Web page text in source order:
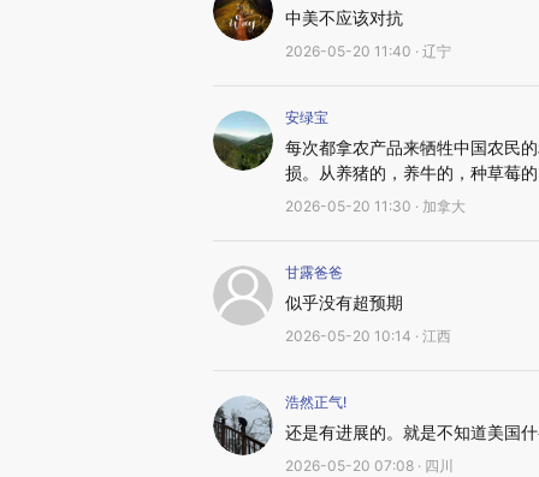
中美不应该对抗
2026-05-20 11:40 · 辽宁
安绿宝
每次都拿农产品来牺牲中国农民
损。从养猪的，养牛的，种草莓
2026-05-20 11:30 · 加拿大
甘露爸爸
似乎没有超预期
2026-05-20 10:14 · 江西
浩然正气!
还是有进展的。就是不知道美国
2026-05-20 07:08 · 四川